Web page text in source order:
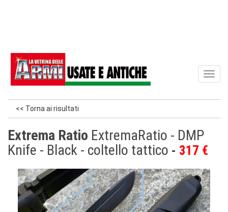
<< Torna ai risultati
Extrema Ratio ExtremaRatio - DMP
Knife - Black - coltello tattico
317 €